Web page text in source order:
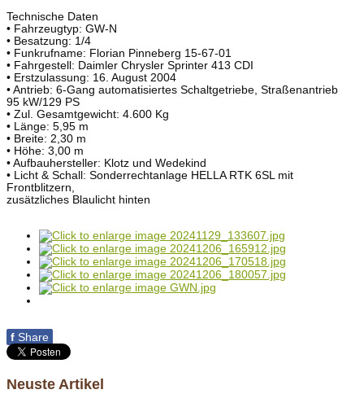
Technische Daten
• Fahrzeugtyp: GW-N
• Besatzung: 1/4
• Funkrufname: Florian Pinneberg 15-67-01
• Fahrgestell: Daimler Chrysler Sprinter 413 CDI
• Erstzulassung: 16. August 2004
• Antrieb: 6-Gang automatisiertes Schaltgetriebe, Straßenantrieb
95 kW/129 PS
• Zul. Gesamtgewicht: 4.600 Kg
• Länge: 5,95 m
• Breite: 2,30 m
• Höhe: 3,00 m
• Aufbauhersteller: Klotz und Wedekind
• Licht & Schall: Sonderrechtanlage HELLA RTK 6SL mit
Frontblitzern,
zusätzliches Blaulicht hinten
f Share
Neuste Artikel